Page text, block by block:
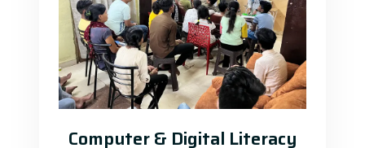
Computer & Digital Literacy